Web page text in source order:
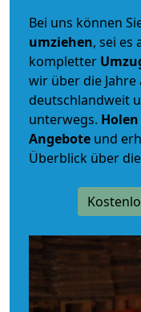
Bei uns können
umziehen, sei es
kompletter
wir über die
deutschlandweit
unterwegs.
Angebote und
Überblick über